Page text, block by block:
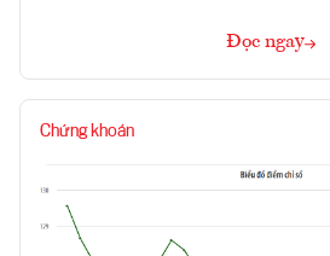
Đọc ngay
Chứng khoán